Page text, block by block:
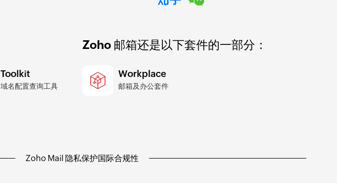
Toolkit
域名配置查询工具
Zoho 邮箱还是以下套件的一部分：
Workplace
邮箱及办公套件
Zoho Mail 隐私保护国际合规性